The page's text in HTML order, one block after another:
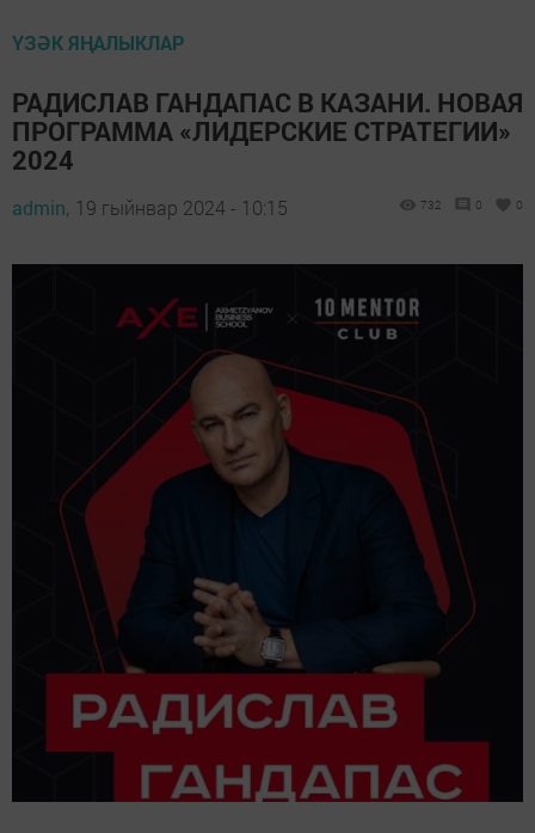
ҮЗӘК ЯҢАЛЫКЛАР
РАДИСЛАВ ГАНДАПАС В КАЗАНИ. НОВАЯ
ПРОГРАММА «ЛИДЕРСКИЕ СТРАТЕГИИ»
2024
admin, 19 гыйнвар 2024 - 10:15 732 0 0